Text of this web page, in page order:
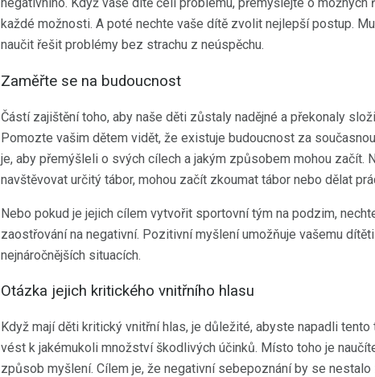
každé možnosti. A poté nechte vaše dítě zvolit nejlepší postup.
naučit řešit problémy bez strachu z neúspěchu.
Zaměřte se na budoucnost
Částí zajištění toho, aby naše děti zůstaly nadějné a překonaly
Pomozte vašim dětem vidět, že existuje budoucnost za
je, aby přemýšleli o svých cílech a jakým způsobem mohou začít.
navštěvovat určitý tábor, mohou začít zkoumat tábor nebo dělat
Nebo pokud je jejich cílem vytvořit sportovní tým na podzim,
zaostřování na negativní. Pozitivní myšlení umožňuje vašemu
nejnáročnějších situacích.
Otázka jejich kritického vnitřního hlasu
Když mají děti kritický vnitřní hlas, je důležité, abyste napadli
vést k jakémukoli množství škodlivých účinků. Místo toho je
způsob myšlení. Cílem je, že negativní sebepoznání by se